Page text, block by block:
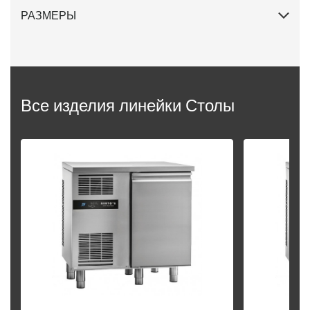
РАЗМЕРЫ
Все изделия линейки Столы